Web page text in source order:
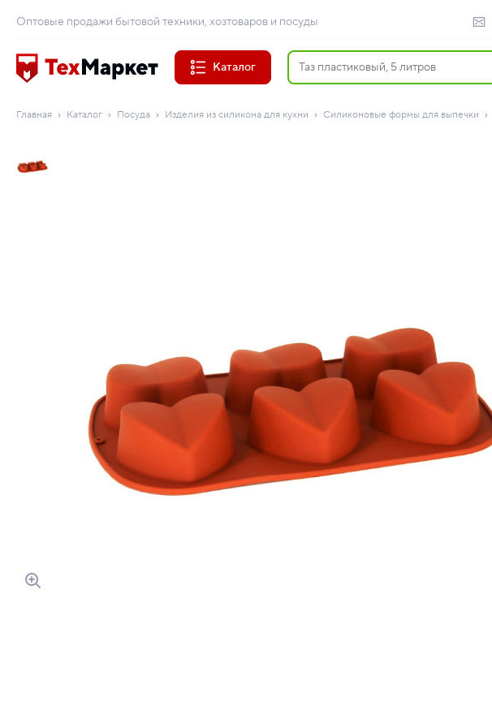
Оптовые продажи бытовой техники, хозтоваров и посуды
Каталог
Главная Каталог Посуда Изделия из силикона для кухни Силиконовые формы для выпечки